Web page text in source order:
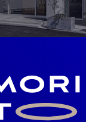
ーム
中島西108-1